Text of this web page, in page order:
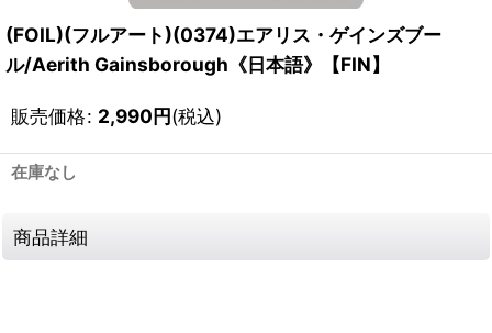
(FOIL)(フルアート)(0374)エアリス・ゲインズブー
ル/Aerith Gainsborough《日本語》【FIN】
販売価格: 2,990円(税込)
在庫なし
商品詳細